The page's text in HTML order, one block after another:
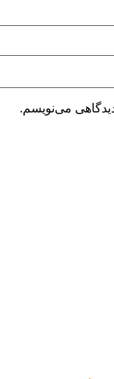
می‌نویسم.